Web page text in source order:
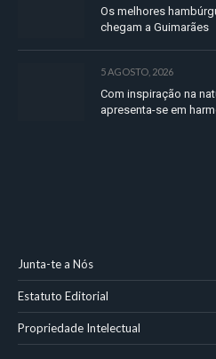
Os melhores
chegam a Guimarães
5 AGOSTO, 2026
Com inspiração na
apresenta-se em
Junta-te a Nós
Estatuto Editorial
Propriedade Intelectual